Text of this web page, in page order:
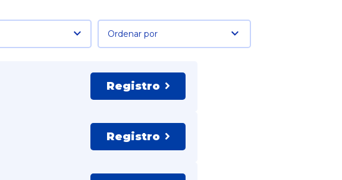
Ordenar por
Registro
Registro